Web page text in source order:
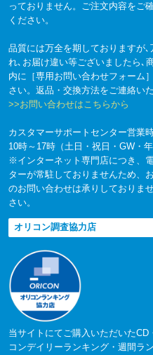
っておりません。ご注文内容をご
ください。
品質には万全を期しておりますが
れ､お届け違い等ございましたら､
内に［専用お問い合わせフォーム
さい。返品・交換方法をご連絡いた
>>お問い合わせはこちらから
カスタマーサポートセンター営業
10時～17時（土日・祝日・GW・年
※インターネット専門店につき、
ターが常駐しておりませんため、
のお問い合わせは承りしておりま
さい。
オリコン調査協力店
当サイトにてご購入いただいたCD
コンデイリーランキング・週間ラ